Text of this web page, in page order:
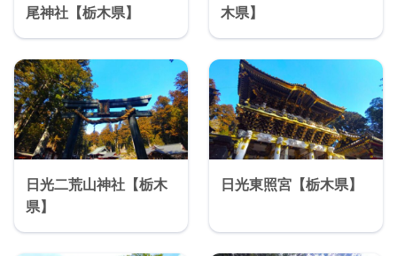
尾神社【栃木県】
木県】
日光二荒山神社【栃木
県】
日光東照宮【栃木県】